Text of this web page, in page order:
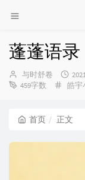
蓬蓬语录
博
主：
与时舒卷
发
布
459字数
分
皓宇
首页 正文